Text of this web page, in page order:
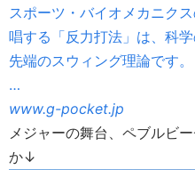
スポーツ・バイオメカニク
唱する「反力打法」は、科
先端のスウィング理論です。
…
www.g-pocket.jp
メジャーの舞台、ペブルビ
か↓